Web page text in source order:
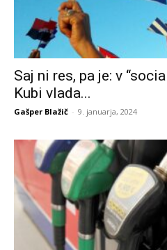
Saj ni res, pa je: v
Kubi vlada...
Gašper Blažič - 9. januarja, 2024